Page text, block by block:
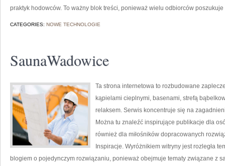
praktyk hodowców. To ważny blok treści, ponieważ wielu odbiorców
CATEGORIES: NOWE TECHNOLOGIE
SaunaWadowice
Ta strona internetowa to rozbudowane
kąpielami cieplnymi, basenami, strefą
relaksem. Serwis koncentruje się na
Można tu znaleźć inspirujące publikacje dla
również dla miłośników dopracowanych
Inspiracje. Wyróżnikiem witryny jest rozległa
blogiem o pojedynczym rozwiązaniu, ponieważ obejmuje tematy związane z